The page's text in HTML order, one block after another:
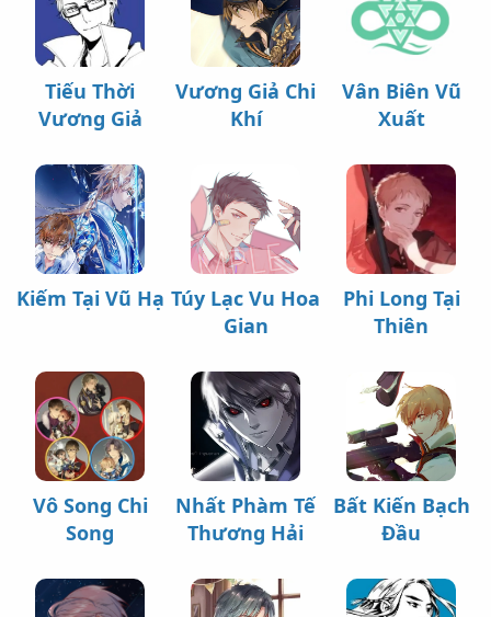
Tiếu Thời
Vương Giả
Vương Giả Chi
Khí
Vân Biên Vũ
Xuất
Kiếm Tại Vũ Hạ Túy Lạc Vu Hoa
Gian
Phi Long Tại
Thiên
Vô Song Chi
Song
Nhất Phàm Tế
Thương Hải
Bất Kiến Bạch
Đầu